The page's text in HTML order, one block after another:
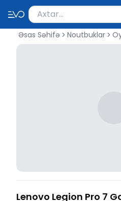
Məhsul axtar
Axtarış üçün ən azı 2
Əsas Səhifə Noutbuklar
Lenovo Legion Pro 7